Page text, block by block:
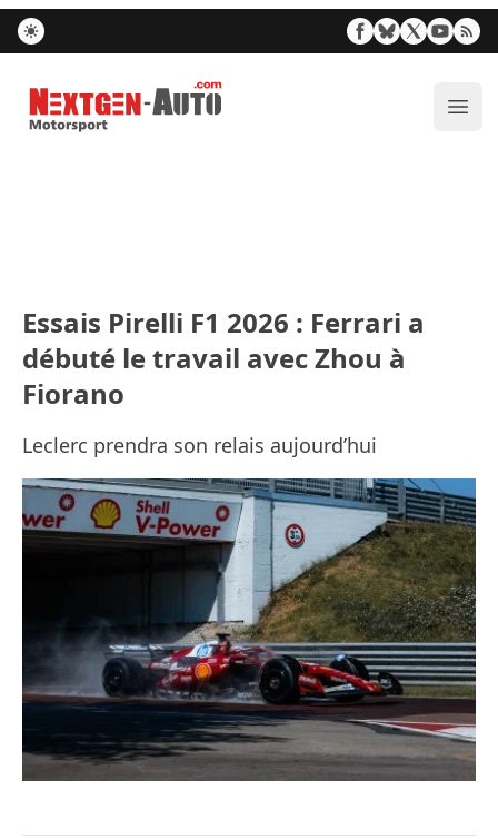
Nextgen-Auto.com
Essais Pirelli F1 2026 : Ferrari a
débuté le travail avec Zhou à
Fiorano
Leclerc prendra son relais aujourd’hui